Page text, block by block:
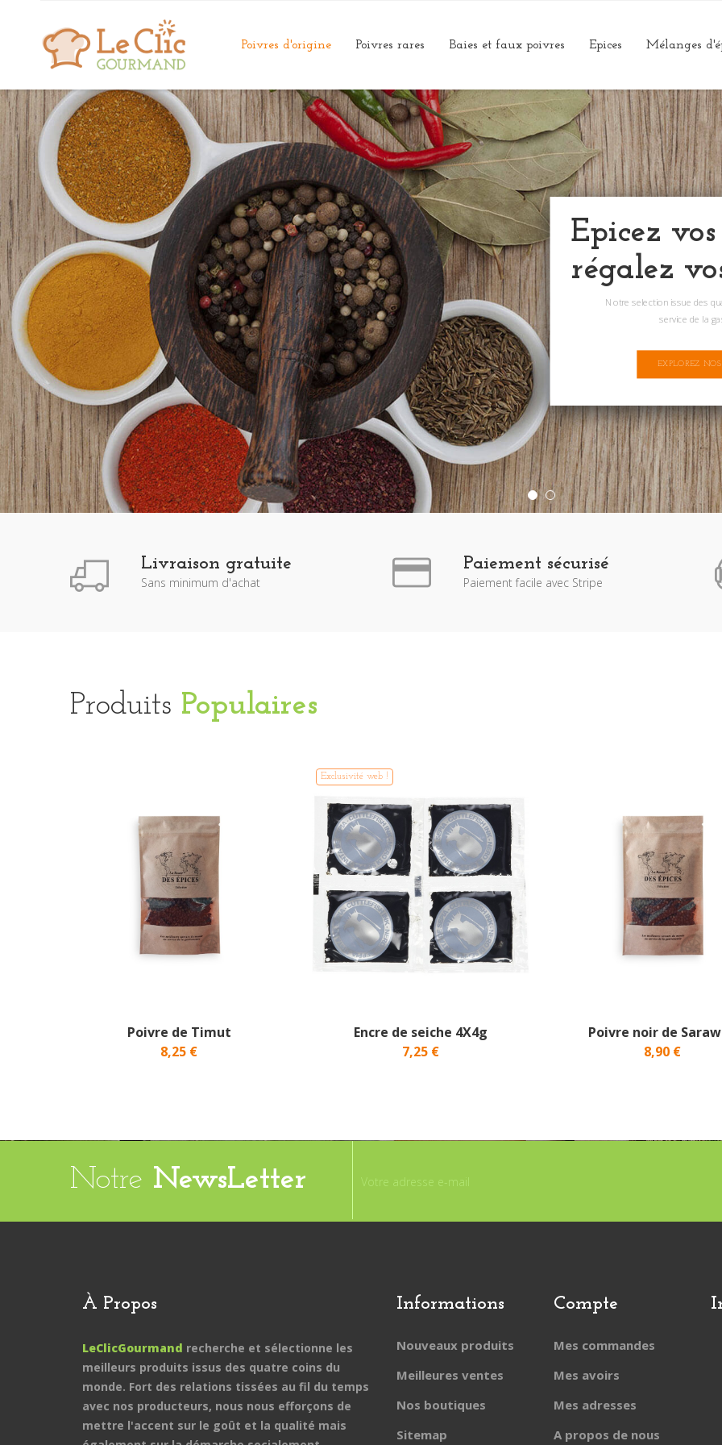
Poivres d'origine Poivres rares Baies et faux poivres Epices Mélanges
Epicez
régalez
Notre selection issue des
service de la
EXPLOREZ
Livraison gratuite
Sans minimum d'achat
Paiement sécurisé
Paiement facile avec Stripe
Produits Populaires
Poivre de Timut
8,25 €
Exclusivité web !
Encre de seiche 4X4g
7,25 €
Poivre noir de
8,90 €
Notre NewsLetter
À Propos
LeClicGourmand recherche et sélectionne les
meilleurs produits issus des quatre coins du
monde. Fort des relations tissées au fil du temps
avec nos producteurs, nous nous efforçons de
mettre l'accent sur le goût et la qualité mais
Informations
Nouveaux produits
Meilleures ventes
Nos boutiques
Sitemap
Compte
Mes commandes
Mes avoirs
Mes adresses
A propos de nous